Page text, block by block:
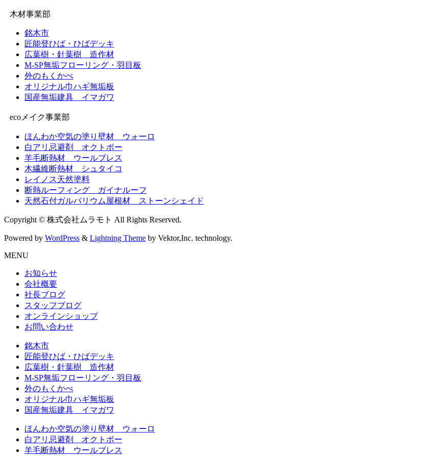
木材事業部
銘木市
匠能登ひば・ひばデッキ
広葉樹・針葉樹 造作材
M-SP無垢フローリング・羽目板
外のもくかべ
オリジナル巾ハギ無垢板
国産無垢建具 イマガワ
ecoメイク事業部
ほんわか空気の塗り壁材 ウォーロ
白アリ忌避剤 オクトボー
羊毛断熱材 ウールブレス
木繊維断熱材 シュタイコ
レイノス天然塗料
断熱ルーフィング ガイナルーフ
天然石付ガルバリウム屋根材 ストーンシェイド
Copyright © 株式会社ムラモト All Rights Reserved.
Powered by WordPress & Lightning Theme by Vektor,Inc. technology.
MENU
お知らせ
会社概要
社長ブログ
スタッフブログ
オンラインショップ
お問い合わせ
銘木市
匠能登ひば・ひばデッキ
広葉樹・針葉樹 造作材
M-SP無垢フローリング・羽目板
外のもくかべ
オリジナル巾ハギ無垢板
国産無垢建具 イマガワ
ほんわか空気の塗り壁材 ウォーロ
白アリ忌避剤 オクトボー
羊毛断熱材 ウールブレス